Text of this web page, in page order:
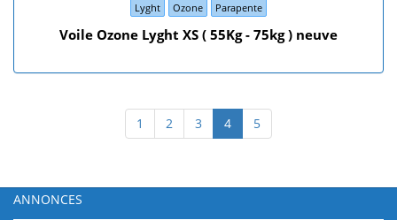
Lyght
Ozone Parapente
Voile Ozone Lyght XS ( 55Kg - 75kg ) neuve
1 2 3 4 5
ANNONCES